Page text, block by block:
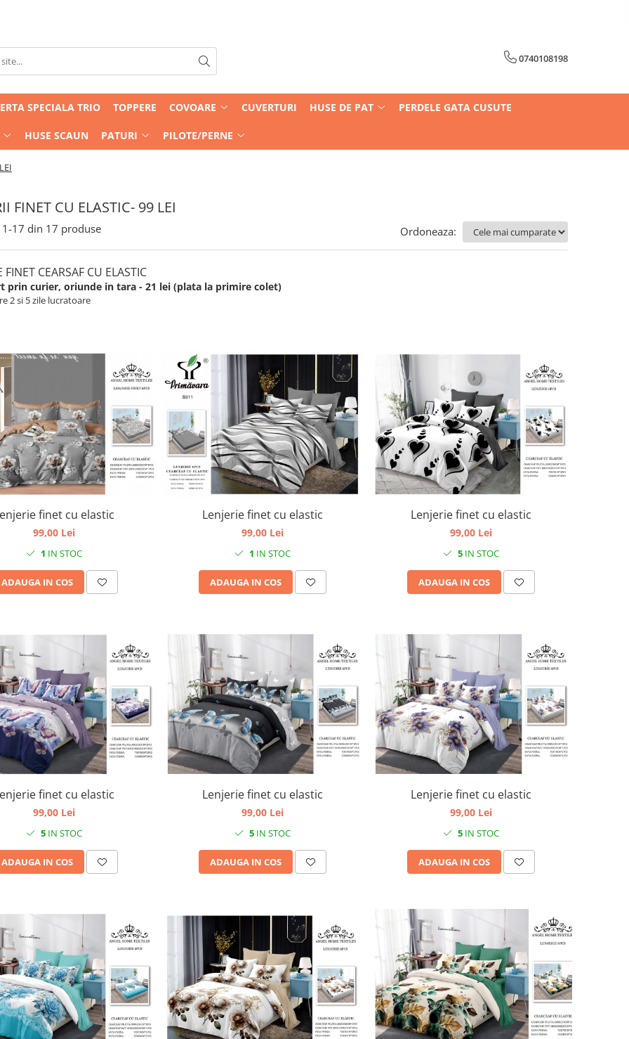
0740108198
SPECIALA TRIO TOPPERE COVOARE CUVERTURI HUSE DE PAT PERDELE GATA CUSUTE
HUSE SCAUN PATURI PILOTE/PERNE
FINET CU ELASTIC- 99 LEI
1-17 din 17 produse Ordoneaza:
finet cu elastic
99,00 Lei
1 IN STOC
ADAUGA IN COS
Lenjerie finet cu elastic
99,00 Lei
1 IN STOC
ADAUGA IN COS
Lenjerie finet cu elastic
99,00 Lei
5IN STOC
ADAUGA IN COS
finet cu elastic
99,00 Lei
5 IN STOC
ADAUGA IN COS
Lenjerie finet cu elastic
99,00 Lei
5IN STOC
ADAUGA IN COS
Lenjerie finet cu elastic
99,00 Lei
5IN STOC
ADAUGA IN COS
FINET CEARSAF CU ELASTIC
prin curier, oriunde in tara - 21 lei (plata la primire colet)
2 si 5 zile lucratoare